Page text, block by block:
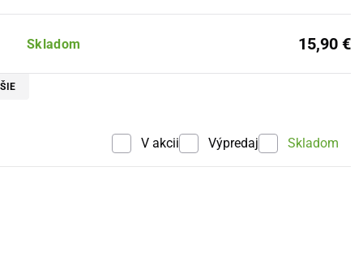
Skladom 15,90 €
V akcii Výpredaj Skladom